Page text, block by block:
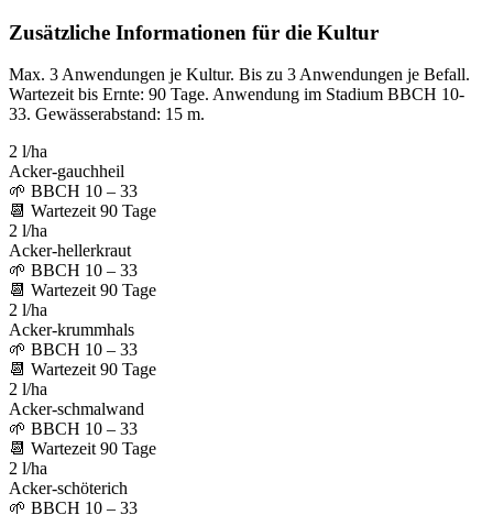
Zusätzliche Informationen für die Kultur
Max. 3 Anwendungen je Kultur. Bis zu 3 Anwendungen je Befall.
Wartezeit bis Ernte: 90 Tage. Anwendung im Stadium BBCH 10-
33. Gewässerabstand: 15 m.
2 l/ha
Acker-gauchheil
🌱 BBCH 10 – 33
📆 Wartezeit 90 Tage
2 l/ha
Acker-hellerkraut
🌱 BBCH 10 – 33
📆 Wartezeit 90 Tage
2 l/ha
Acker-krummhals
🌱 BBCH 10 – 33
📆 Wartezeit 90 Tage
2 l/ha
Acker-schmalwand
🌱 BBCH 10 – 33
📆 Wartezeit 90 Tage
2 l/ha
Acker-schöterich
🌱 BBCH 10 – 33